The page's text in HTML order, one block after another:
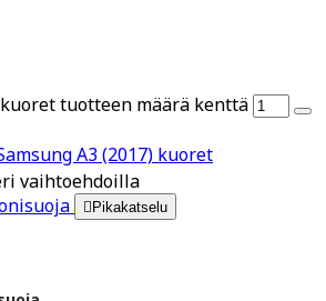
kuoret tuotteen määrä kenttä
A3 (2017) kuoret
vaihtoehdoilla
 Pikakatselu